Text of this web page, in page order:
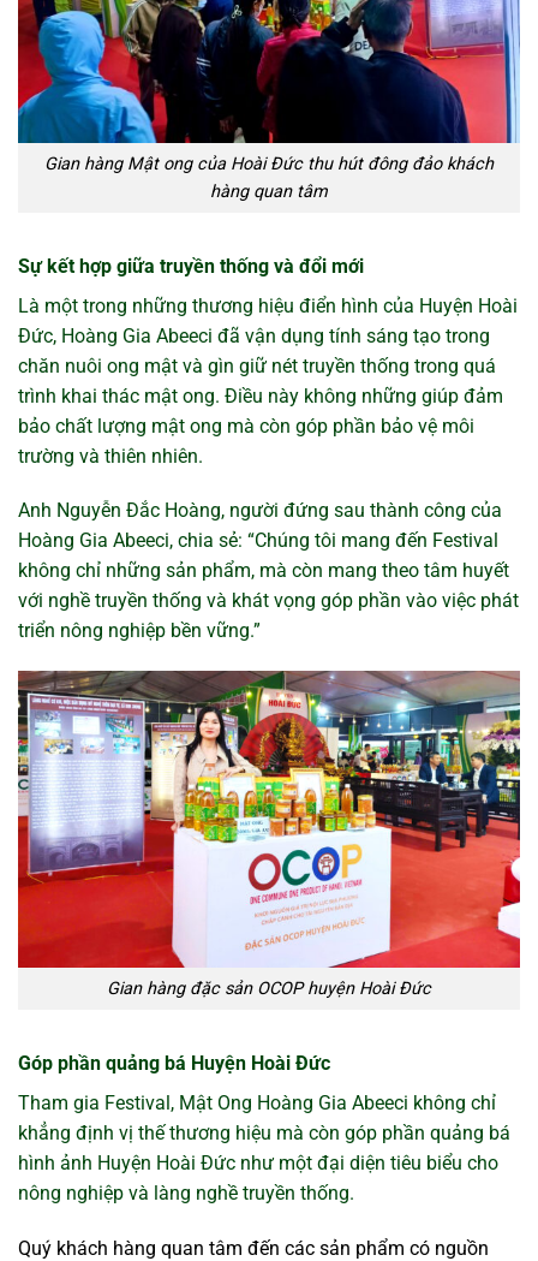
Gian hàng Mật ong của Hoài Đức thu hút đông đảo khách
hàng quan tâm
Sự kết hợp giữa truyền thống và đổi mới
Là một trong những thương hiệu điển hình của Huyện Hoài
Đức, Hoàng Gia Abeeci đã vận dụng tính sáng tạo trong
chăn nuôi ong mật và gìn giữ nét truyền thống trong quá
trình khai thác mật ong. Điều này không những giúp đảm
bảo chất lượng mật ong mà còn góp phần bảo vệ môi
trường và thiên nhiên.
Anh Nguyễn Đắc Hoàng, người đứng sau thành công của
Hoàng Gia Abeeci, chia sẻ: “Chúng tôi mang đến Festival
không chỉ những sản phẩm, mà còn mang theo tâm huyết
với nghề truyền thống và khát vọng góp phần vào việc phát
triển nông nghiệp bền vững.”
Gian hàng đặc sản OCOP huyện Hoài Đức
Góp phần quảng bá Huyện Hoài Đức
Tham gia Festival, Mật Ong Hoàng Gia Abeeci không chỉ
khẳng định vị thế thương hiệu mà còn góp phần quảng bá
hình ảnh Huyện Hoài Đức như một đại diện tiêu biểu cho
nông nghiệp và làng nghề truyền thống.
Quý khách hàng quan tâm đến các sản phẩm có nguồn